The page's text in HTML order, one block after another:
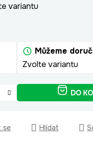
variantu
Můžeme
Zvolte variantu
DO
se Hlídat